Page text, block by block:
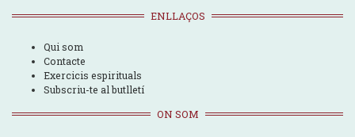
ENLLAÇOS
Qui som
Contacte
Exercicis espirituals
Subscriu-te al butlletí
ON SOM